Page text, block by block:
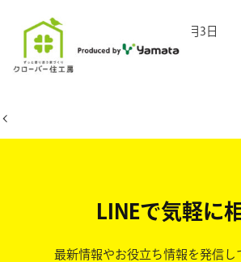
2025年11月3日
LINEで気軽に
最新情報やお役立ち情報を発信し